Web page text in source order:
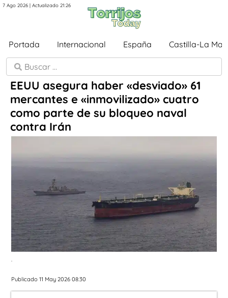
7 Ago 2026 | Actualizado 21:26
Portada Internacional España Castilla-La
EEUU asegura haber «desviado» 61
mercantes e «inmovilizado» cuatro
como parte de su bloqueo naval
contra Irán
.
Publicado 11 May 2026 08:30